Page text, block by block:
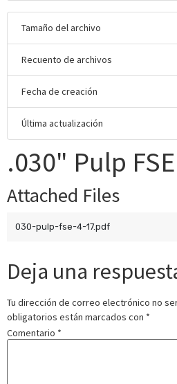
Tamaño del archivo
Recuento de archivos
Fecha de creación
Última actualización
.030" Pulp
Attached Files
030-pulp-fse-4-17.pdf
Deja una
Tu dirección de correo electrónico no
obligatorios están marcados con *
Comentario *